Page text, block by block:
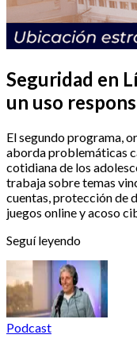
Seguridad en
un uso
El segundo programa,
aborda problemáticas
cotidiana de los
trabaja sobre temas
cuentas, protección de
juegos online y acoso
Seguí leyendo
Podcast